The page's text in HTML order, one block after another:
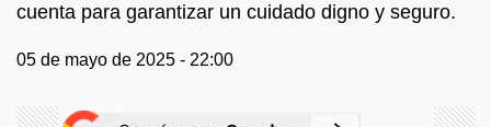
cuenta para garantizar un cuidado digno y seguro.
05 de mayo de 2025 - 22:00